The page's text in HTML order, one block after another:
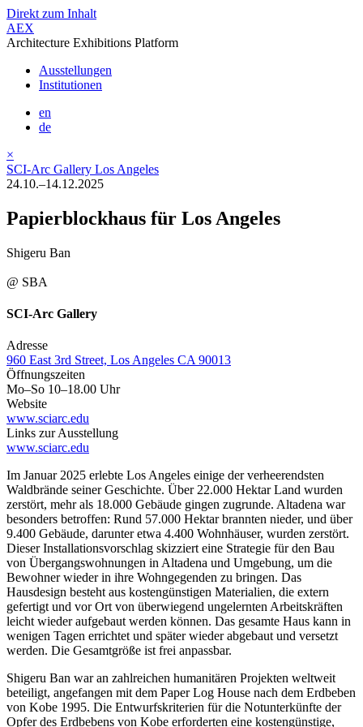
Direkt zum Inhalt
AEX
Architecture Exhibitions Platform
Ausstellungen
Institutionen
en
de
×
SCI-Arc Gallery Los Angeles
24.10.–14.12.2025
Papierblockhaus für Los Angeles
Shigeru Ban
@ SBA
SCI-Arc Gallery
Adresse
960 East 3rd Street, Los Angeles CA 90013
Öffnungszeiten
Mo–So 10–18.00 Uhr
Website
www.sciarc.edu
Links zur Ausstellung
www.sciarc.edu
Im Januar 2025 erlebte Los Angeles einige der verheerendsten
Waldbrände seiner Geschichte. Über 22.000 Hektar Land wurden
zerstört, mehr als 18.000 Gebäude gingen zugrunde. Altadena war
besonders betroffen: Rund 57.000 Hektar brannten nieder, und über
9.400 Gebäude, darunter etwa 4.400 Wohnhäuser, wurden zerstört.
Dieser Installationsvorschlag skizziert eine Strategie für den Bau
von Übergangswohnungen in Altadena und Umgebung, um die
Bewohner wieder in ihre Wohngegenden zu bringen. Das
Hausdesign besteht aus kostengünstigen Materialien, die extern
gefertigt und vor Ort von überwiegend ungelernten Arbeitskräften
leicht wieder aufgebaut werden können. Das gesamte Haus kann in
wenigen Tagen errichtet und später wieder abgebaut und versetzt
werden. Die Gesamtgröße ist frei anpassbar.
Shigeru Ban war an zahlreichen humanitären Projekten weltweit
beteiligt, angefangen mit dem Paper Log House nach dem Erdbeben
von Kobe 1995. Die Entwurfskriterien für die Notunterkünfte der
Opfer des Erdbebens von Kobe erforderten eine kostengünstige,